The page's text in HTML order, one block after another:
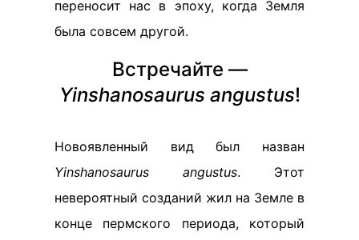
переносит нас в эпоху, когда Земля
была совсем другой.
Встречайте —
Yinshanosaurus angustus!
Новоявленный вид был назван
Yinshanosaurus angustus. Этот
невероятный созданий жил на Земле в
конце пермского периода, который